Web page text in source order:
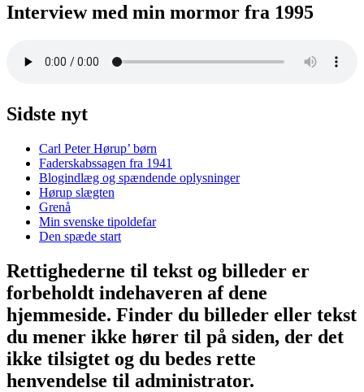
Interview med min mormor fra 1995
Sidste nyt
Carl Peter Hørup’ børn
Faderskabssagen fra 1941
Blogindlæg og spændende oplysninger
Hørup slægten
Grenå
Min svenske tipoldefar
Den spæde start
Rettighederne til tekst og billeder er
forbeholdt indehaveren af dene
hjemmeside. Finder du billeder eller tekst
du mener ikke hører til på siden, der det
ikke tilsigtet og du bedes rette
henvendelse til administrator.